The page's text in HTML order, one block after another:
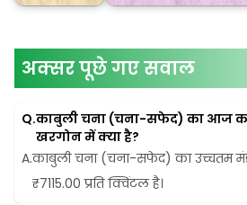
अक्सर पूछे गए सवाल
Q.काबुली चना (चना-सफेद) का आज
खरगोन में क्या है?
A.काबुली चना (चना-सफेद) का उच्चतम
₹7115.00 प्रति क्विंटल है।